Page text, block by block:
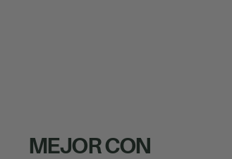
MEJOR CON